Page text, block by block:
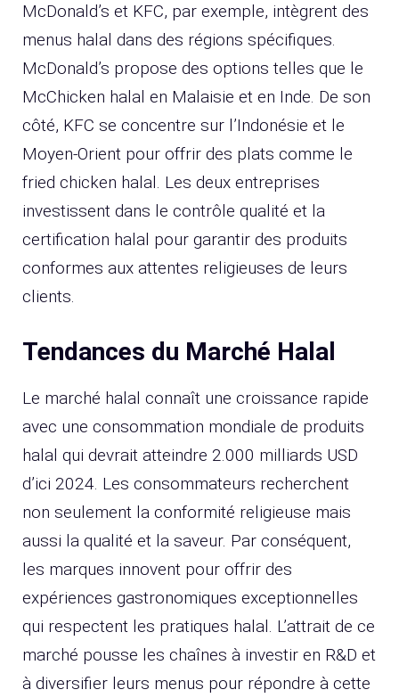
McDonald’s et KFC, par exemple, intègrent des
menus halal dans des régions spécifiques.
McDonald’s propose des options telles que le
McChicken halal en Malaisie et en Inde. De son
côté, KFC se concentre sur l’Indonésie et le
Moyen-Orient pour offrir des plats comme le
fried chicken halal. Les deux entreprises
investissent dans le contrôle qualité et la
certification halal pour garantir des produits
conformes aux attentes religieuses de leurs
clients.
Tendances du Marché Halal
Le marché halal connaît une croissance rapide
avec une consommation mondiale de produits
halal qui devrait atteindre 2.000 milliards USD
d’ici 2024. Les consommateurs recherchent
non seulement la conformité religieuse mais
aussi la qualité et la saveur. Par conséquent,
les marques innovent pour offrir des
expériences gastronomiques exceptionnelles
qui respectent les pratiques halal. L’attrait de ce
marché pousse les chaînes à investir en R&D et
à diversifier leurs menus pour répondre à cette